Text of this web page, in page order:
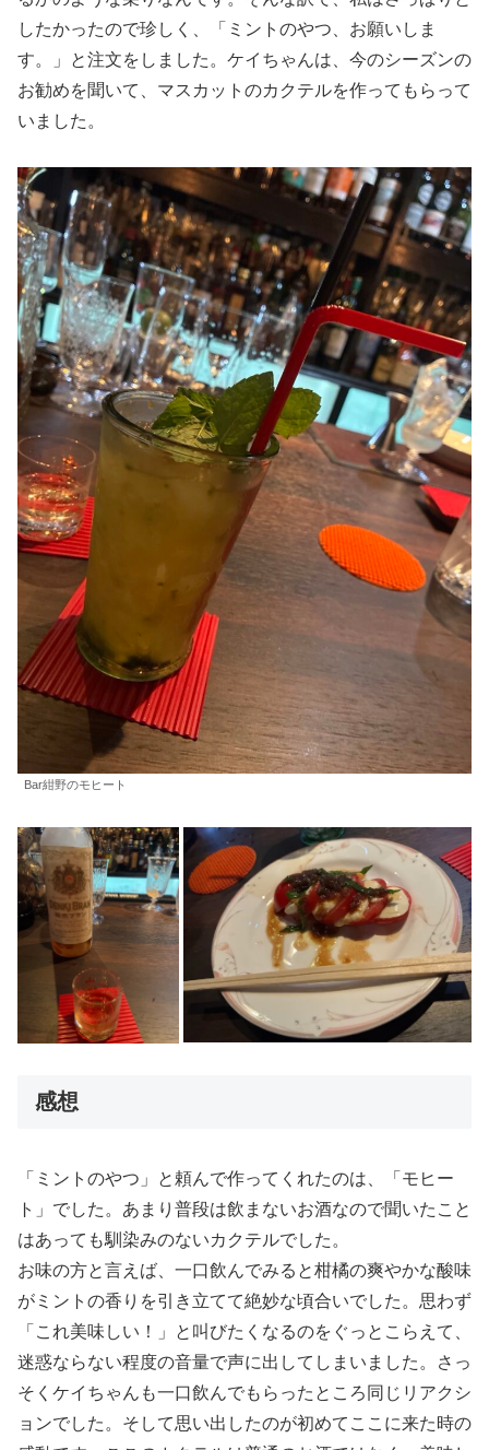
したかったので珍しく、「ミントのやつ、お願いしま
す。」と注文をしました。ケイちゃんは、今のシーズンの
お勧めを聞いて、マスカットのカクテルを作ってもらって
いました。
Bar紺野のモヒート
感想
「ミントのやつ」と頼んで作ってくれたのは、「モヒー
ト」でした。あまり普段は飲まないお酒なので聞いたこと
はあっても馴染みのないカクテルでした。
お味の方と言えば、一口飲んでみると柑橘の爽やかな酸味
がミントの香りを引き立てて絶妙な頃合いでした。思わず
「これ美味しい！」と叫びたくなるのをぐっとこらえて、
迷惑ならない程度の音量で声に出してしまいました。さっ
そくケイちゃんも一口飲んでもらったところ同じリアクシ
ョンでした。そして思い出したのが初めてここに来た時の